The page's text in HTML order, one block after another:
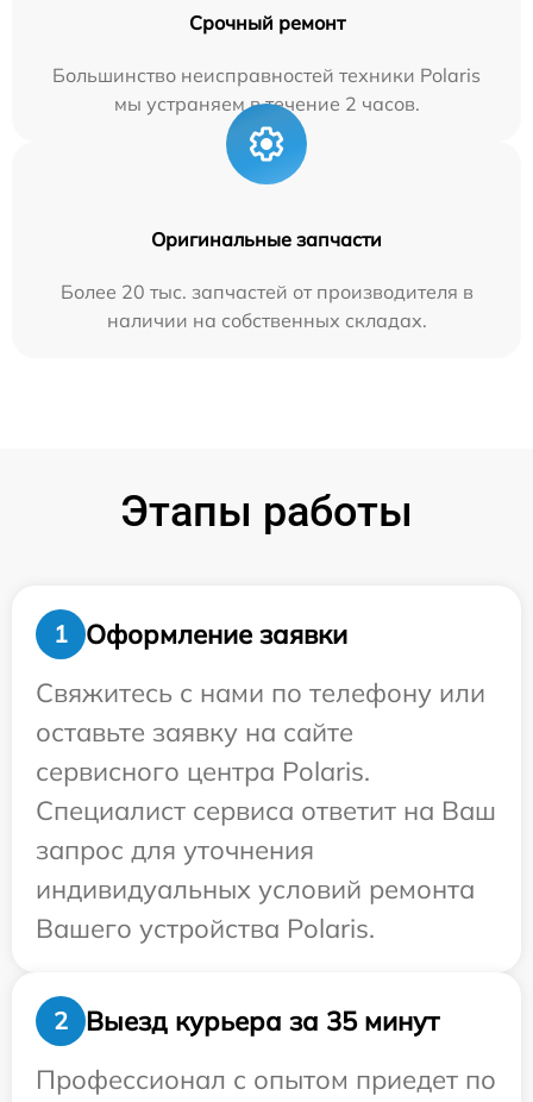
Срочный ремонт
Большинство неисправностей техники Polaris
мы устраняем в течение 2 часов.
Оригинальные запчасти
Более 20 тыс. запчастей от производителя в
наличии на собственных складах.
Этапы работы
1
Оформление заявки
Свяжитесь с нами по телефону или
оставьте заявку на сайте
сервисного центра Polaris.
Специалист сервиса ответит на Ваш
запрос для уточнения
индивидуальных условий ремонта
Вашего устройства Polaris.
2
Выезд курьера за 35 минут
Профессионал с опытом приедет по